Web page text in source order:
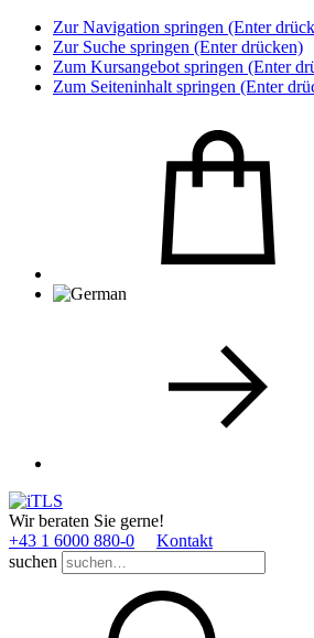
Zur Navigation springen (Enter
Zur Suche springen (Enter drücken)
Zum Kursangebot springen (Enter
Zum Seiteninhalt springen (Enter
Wir beraten Sie gerne!
+43 1 6000 880­-0
Kontakt
suchen